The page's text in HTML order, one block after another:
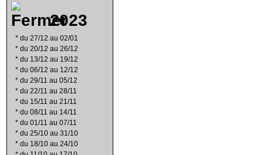
2023
* du 27/12 au 02/01
* du 20/12 au 26/12
* du 13/12 au 19/12
* du 06/12 au 12/12
* du 29/11 au 05/12
* du 22/11 au 28/11
* du 15/11 au 21/11
* du 08/11 au 14/11
* du 01/11 au 07/11
* du 25/10 au 31/10
* du 18/10 au 24/10